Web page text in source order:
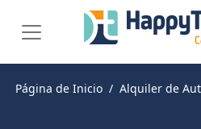
Página de Inicio Alquiler de